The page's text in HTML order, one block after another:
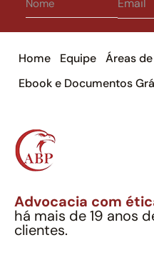
Home Equipe Áreas
Ebook e Documentos
Advocacia com
há mais de 19 anos
clientes.